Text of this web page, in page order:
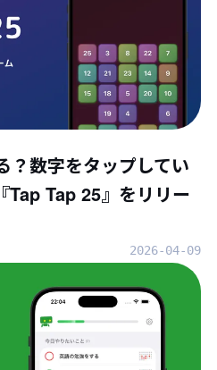
？数字をタップしてい
Tap Tap 25』をリリー
2026-04-09